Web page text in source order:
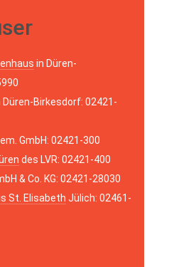
in Düren-
Düren-Birkesdorf: 02421-
GmbH: 02421-300
des LVR: 02421-400
& Co. KG: 02421-28030
St. Elisabeth Jülich: 02461-